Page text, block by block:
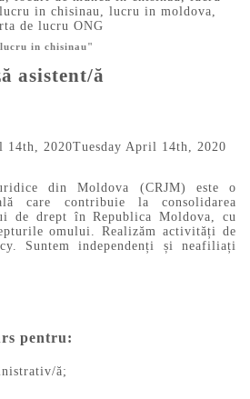
lucru in chisinau, lucru in moldova,
de lucru ONG
in chisinau"
asistent/ă
14th, 2020Tuesday April 14th, 2020
din Moldova (CRJM) este o
care contribuie la consolidarea
de drept în Republica Moldova, cu
omului. Realizăm activități de
Suntem independenți și neafiliați
pentru:
ă;